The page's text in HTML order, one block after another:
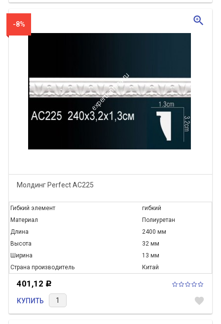
-8%
Молдинг Perfect AC225
Гибкий элемент
гибкий
Материал
Полиуретан
Длина
2400 мм
Высота
32 мм
Ширина
13 мм
Страна производитель
Китай
401,12 Р
КУПИТЬ favorite
zoom_in